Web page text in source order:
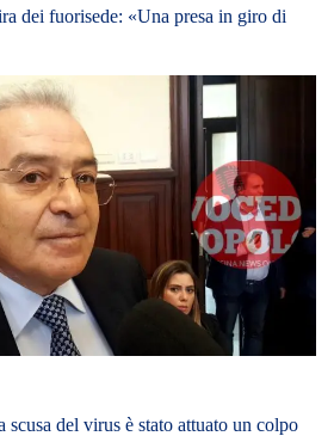
dei fuorisede: «Una presa in giro di
del virus è stato attuato un colpo